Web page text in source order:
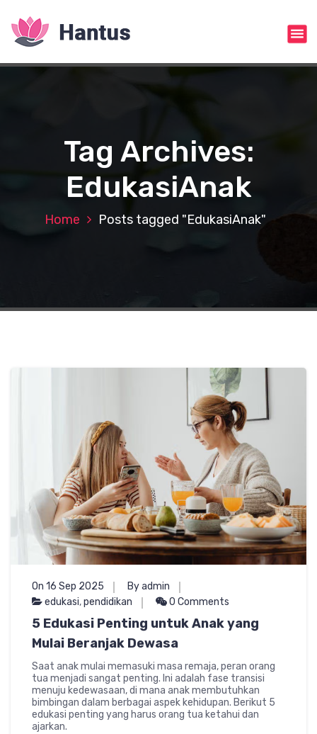
t
Tag Archives:
EdukasiAnak
Home Posts tagged "EdukasiAnak"
On 16 Sep 2025
By admin
edukasi,pendidikan 0 Comments
5 Edukasi Penting untuk Anak yang
Mulai Beranjak Dewasa
Saat anak mulai memasuki masa remaja, peran orang
tua menjadi sangat penting. Ini adalah fase transisi
menuju kedewasaan, di mana anak membutuhkan
bimbingan dalam berbagai aspek kehidupan. Berikut 5
edukasi penting yang harus orang tua ketahui dan
ajarkan.